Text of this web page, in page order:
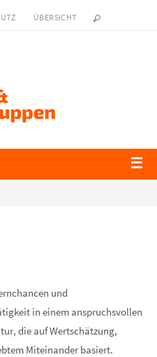
ÜBERSICHT
und
in einem anspruchsvollen
die auf Wertschätzung,
Miteinander basiert.